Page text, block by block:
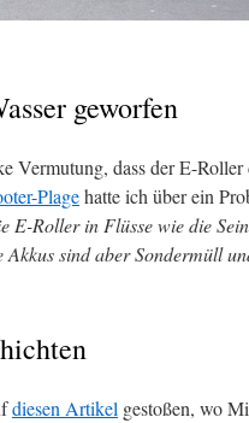
geworfen
Vermutung, dass der E-
Plagehatte ich über ein
E-Roller in Flüsse wie die
sind aber Sondermüll
diesen Artikel gestoßen, wo